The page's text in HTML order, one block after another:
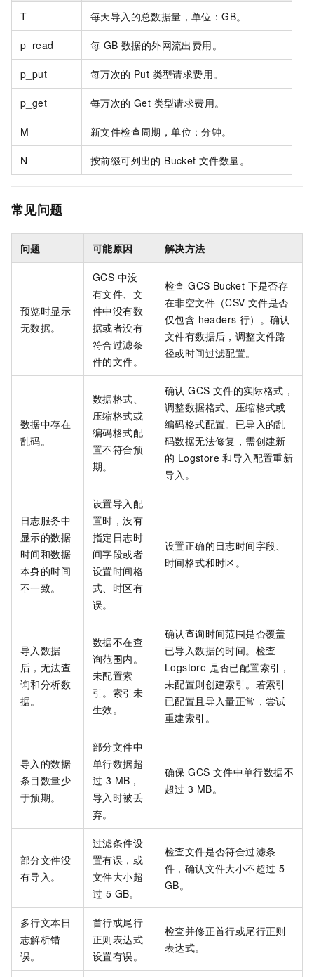
T 每天导入的总数据量，单位：GB。
p_read 每 GB 数据的外网流出费用。
p_put 每万次的 Put 类型请求费用。
p_get 每万次的 Get 类型请求费用。
M 新文件检查周期，单位：分钟。
N 按前缀可列出的 Bucket 文件数量。
常见问题
问题 可能原因 解决方法
预览时显示
无数据。
GCS 中没
有文件、文
件中没有数
据或者没有
符合过滤条
件的文件。
检查 GCS Bucket 下是否存
在非空文件（CSV 文件是否
仅包含 headers 行）。确认
文件有数据后，调整文件路
径或时间过滤配置。
数据中存在
乱码。
数据格式、
压缩格式或
编码格式配
置不符合预
期。
确认 GCS 文件的实际格式，
调整数据格式、压缩格式或
编码格式配置。已导入的乱
码数据无法修复，需创建新
的 Logstore 和导入配置重新
导入。
日志服务中
显示的数据
时间和数据
本身的时间
不一致。
设置导入配
置时，没有
指定日志时
间字段或者
设置时间格
式、时区有
误。
设置正确的日志时间字段、
时间格式和时区。
导入数据
后，无法查
询和分析数
据。
数据不在查
询范围内。
未配置索
引。索引未
生效。
确认查询时间范围是否覆盖
已导入数据的时间。检查
Logstore 是否已配置索引，
未配置则创建索引。若索引
已配置且导入量正常，尝试
重建索引。
导入的数据
条目数量少
于预期。
部分文件中
单行数据超
过 3 MB，
导入时被丢
弃。
确保 GCS 文件中单行数据不
超过 3 MB。
部分文件没
有导入。
过滤条件设
置有误，或
文件大小超
过 5 GB。
检查文件是否符合过滤条
件，确认文件大小不超过 5
GB。
多行文本日
志解析错
误。
首行或尾行
正则表达式
设置有误。
检查并修正首行或尾行正则
表达式。